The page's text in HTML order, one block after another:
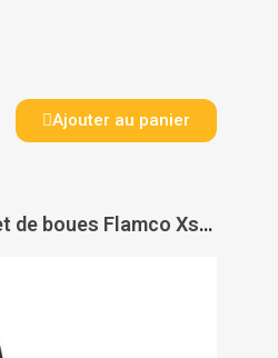
Ajouter au panier
Séparateur d'air et de boues Flamco Xstream Vent-Clean - FLAMCO